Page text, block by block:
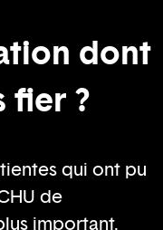
dont
fier ?
qui ont pu
de
important.